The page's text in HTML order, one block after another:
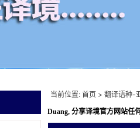
当前位置: 首页 > 翻译语种-
Duang, 分享译境官方网站任